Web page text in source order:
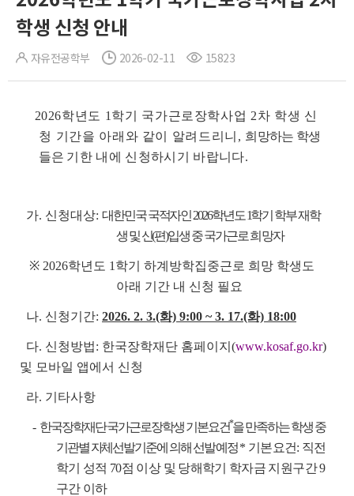
학생 신청 안내
자유전공학부 2026-02-11 15823
2026학년도 1학기 국가근로장학사업 2차 학생 신
청 기간을 아래와 같이 알려드리니, 희망하는 학생
들은 기한 내에 신청하시기 바랍니다.
가. 신청대상: 대한민국 국적자인 2026학년도 1학기 학부 재학
생 및 신(편)입생 중 국가근로 희망자
※ 2026학년도 1학기 하계방학집중근로 희망 학생도
아래 기간 내 신청 필요
나. 신청기간: 2026. 2. 3.(화) 9:00 ~ 3. 17.(화) 18:00
다. 신청방법: 한국장학재단 홈페이지(www.kosaf.go.kr)
및 모바일 앱에서 신청
라. 기타사항
- 한국장학재단 국가근로장학생 기본요건*을 만족하는 학생 중
기관별 자체선발기준에 의해 선발 예정* 기본요건: 직전
학기 성적 70점 이상 및 당해학기 학자금 지원구간 9
구간 이하